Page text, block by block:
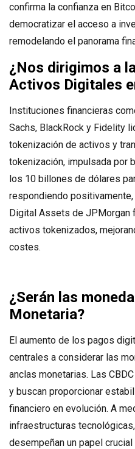
confirma la confianza en
democratizar el acceso a
remodelando el panorama
¿Nos dirigimos a
Activos Digitales
Instituciones financieras
Sachs, BlackRock y Fidelity
tokenización de activos y
tokenización, impulsada por
los 10 billones de dólares
respondiendo
Digital Assets de JPMorgan
activos tokenizados,
costes.
¿Serán las
Monetaria?
El aumento de los pagos
centrales a considerar las
anclas monetarias. Las
y buscan proporcionar
financiero en evolución. A
infraestructuras
desempeñan un papel